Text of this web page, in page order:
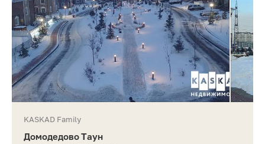
KASKAD Family
Домодедово Таун